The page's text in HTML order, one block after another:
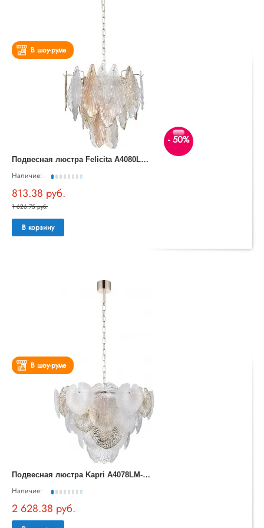
В шоу-руме
- 50%
П
одвесная люстра Felicita A4080LM-6GO
Наличие:
813.38 руб.
1 626.75 руб.
В корзину
В шоу-руме
П
одвесная люстра Kapri A4078LM-12GO
Наличие:
2 628.38 руб.